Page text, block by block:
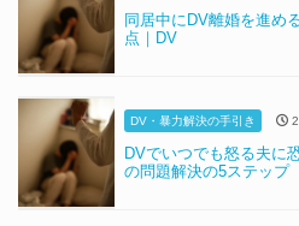
同居中にDV離婚を進め
点｜DV
DV・暴力解決の手引き
DVでいつでも怒る夫に
の問題解決の5ステップ